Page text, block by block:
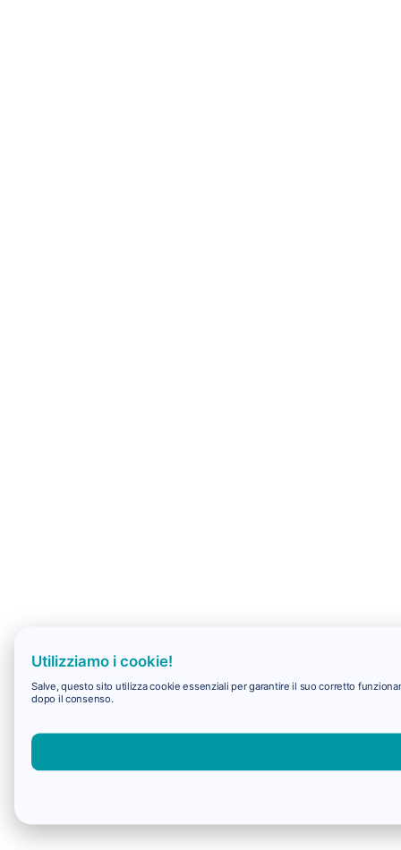
Utilizziamo i cookie!
Salve, questo sito utilizza cookie essenziali per garantire il suo corretto
dopo il consenso.